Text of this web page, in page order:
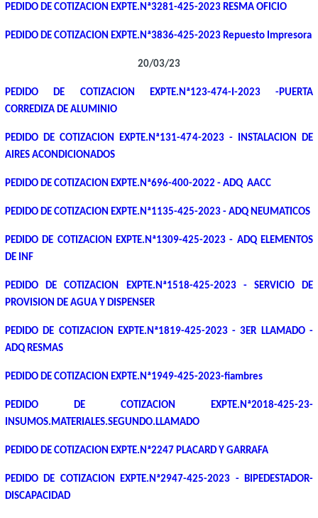
PEDIDO DE COTIZACION EXPTE.Nª3281-425-2023 RESMA OFICIO
PEDIDO DE COTIZACION EXPTE.Nª3836-425-2023 Repuesto Impresora
20/03/23
PEDIDO DE COTIZACION EXPTE.Nª123-474-I-2023 -PUERTA
CORREDIZA DE ALUMINIO
PEDIDO DE COTIZACION EXPTE.Nª131-474-2023 - INSTALACION DE
AIRES ACONDICIONADOS
PEDIDO DE COTIZACION EXPTE.Nª696-400-2022 - ADQ AACC
PEDIDO DE COTIZACION EXPTE.Nª1135-425-2023 - ADQ NEUMATICOS
PEDIDO DE COTIZACION EXPTE.Nª1309-425-2023 - ADQ ELEMENTOS
DE INF
PEDIDO DE COTIZACION EXPTE.Nª1518-425-2023 - SERVICIO DE
PROVISION DE AGUA Y DISPENSER
PEDIDO DE COTIZACION EXPTE.Nª1819-425-2023 - 3ER LLAMADO -
ADQ RESMAS
PEDIDO DE COTIZACION EXPTE.Nª1949-425-2023-fiambres
PEDIDO DE COTIZACION EXPTE.Nª2018-425-23-
INSUMOS.MATERIALES.SEGUNDO.LLAMADO
PEDIDO DE COTIZACION EXPTE.Nª2247 PLACARD Y GARRAFA
PEDIDO DE COTIZACION EXPTE.Nª2947-425-2023 - BIPEDESTADOR-
DISCAPACIDAD